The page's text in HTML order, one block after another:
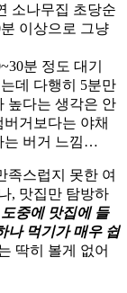
소나무집 초당순
이상으로 그냥
분 정도 대기
데 다행히 5분만
높다는 생각은 안
거보다는 야채
는 버거 느낌…
족스럽지 못한 여
, 맛집만 탐방하
중에 맛집에 들
나 먹기가 매우 쉽
딱히 볼게 없어